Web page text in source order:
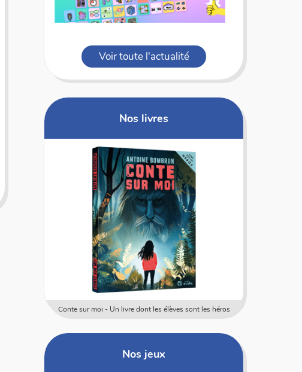
Voir toute l'actualité
Nos livres
Conte sur moi - Un livre dont les élèves sont les héros
Nos jeux